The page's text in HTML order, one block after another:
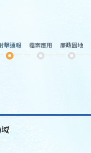
擊通報 檔案應用 廉政園地